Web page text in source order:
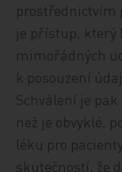
prostřednictvím
je přístup, který
mimořádných
k posouzení
Schválení je
než je obvyklé,
léku pro
skutečností, že